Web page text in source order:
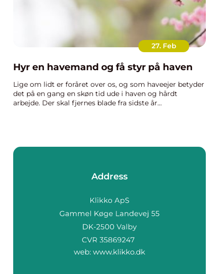
27. Feb
Hyr en havemand og få styr på haven
Lige om lidt er foråret over os, og som haveejer betyder
det på en gang en skøn tid ude i haven og hårdt
arbejde. Der skal fjernes blade fra sidste år...
Address
web: www.klikko.dk